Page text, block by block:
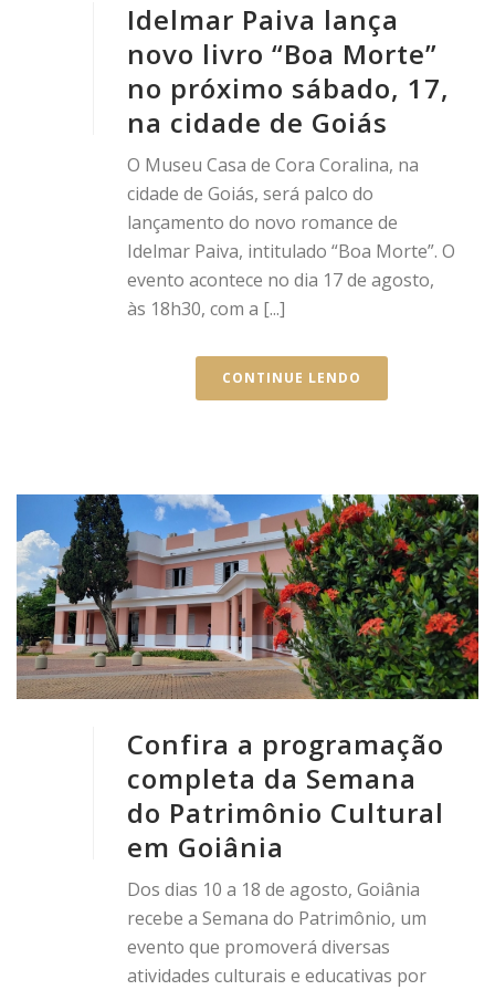
Idelmar Paiva lança
novo livro “Boa Morte”
no próximo sábado, 17,
na cidade de Goiás
O Museu Casa de Cora Coralina, na
cidade de Goiás, será palco do
lançamento do novo romance de
Idelmar Paiva, intitulado “Boa Morte”. O
evento acontece no dia 17 de agosto,
às 18h30, com a [...]
CONTINUE LENDO
Confira a programação
completa da Semana
do Patrimônio Cultural
em Goiânia
Dos dias 10 a 18 de agosto, Goiânia
recebe a Semana do Patrimônio, um
evento que promoverá diversas
atividades culturais e educativas por